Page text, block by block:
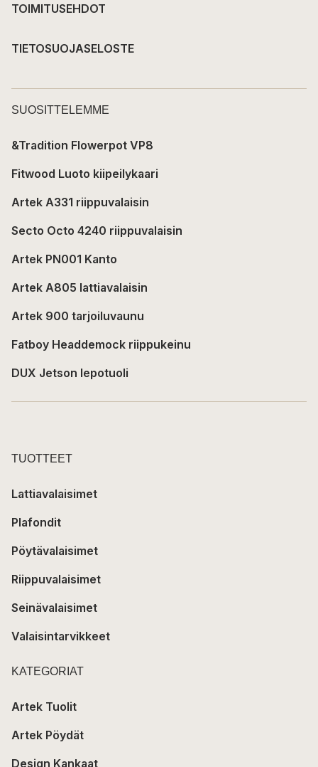
TOIMITUSEHDOT
TIETOSUOJASELOSTE
SUOSITTELEMME
&Tradition Flowerpot VP8
Fitwood Luoto kiipeilykaari
Artek A331 riippuvalaisin
Secto Octo 4240 riippuvalaisin
Artek PN001 Kanto
Artek A805 lattiavalaisin
Artek 900 tarjoiluvaunu
Fatboy Headdemock riippukeinu
DUX Jetson lepotuoli
TUOTTEET
Lattiavalaisimet
Plafondit
Pöytävalaisimet
Riippuvalaisimet
Seinävalaisimet
Valaisintarvikkeet
KATEGORIAT
Artek Tuolit
Artek Pöydät
Design Kankaat